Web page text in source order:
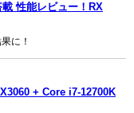
性能レビュー！RX
に！
+ Core i7-12700K